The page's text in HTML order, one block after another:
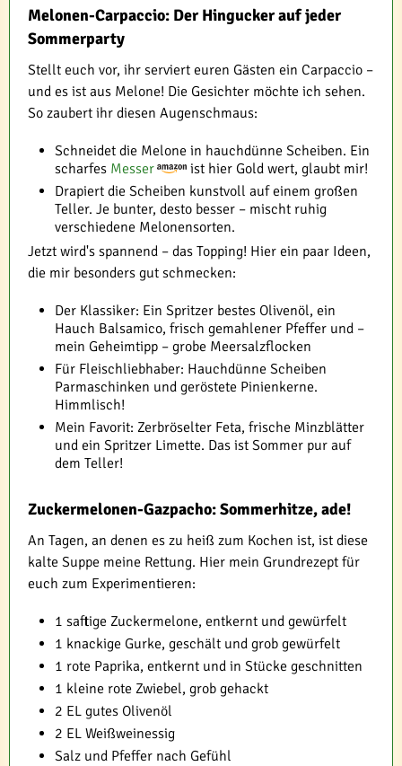
Melonen-Carpaccio: Der Hingucker auf jeder
Sommerparty
Stellt euch vor, ihr serviert euren Gästen ein Carpaccio –
und es ist aus Melone! Die Gesichter möchte ich sehen.
So zaubert ihr diesen Augenschmaus:
Schneidet die Melone in hauchdünne Scheiben. Ein
scharfes Messer
ist hier Gold wert, glaubt mir!
Drapiert die Scheiben kunstvoll auf einem großen
Teller. Je bunter, desto besser – mischt ruhig
verschiedene Melonensorten.
Jetzt wird's spannend – das Topping! Hier ein paar Ideen,
die mir besonders gut schmecken:
Der Klassiker: Ein Spritzer bestes Olivenöl, ein
Hauch Balsamico, frisch gemahlener Pfeffer und –
mein Geheimtipp – grobe Meersalzflocken
Für Fleischliebhaber: Hauchdünne Scheiben
Parmaschinken und geröstete Pinienkerne.
Himmlisch!
Mein Favorit: Zerbröselter Feta, frische Minzblätter
und ein Spritzer Limette. Das ist Sommer pur auf
dem Teller!
Zuckermelonen-Gazpacho: Sommerhitze, ade!
An Tagen, an denen es zu heiß zum Kochen ist, ist diese
kalte Suppe meine Rettung. Hier mein Grundrezept für
euch zum Experimentieren:
1 saftige Zuckermelone, entkernt und gewürfelt
1 knackige Gurke, geschält und grob gewürfelt
1 rote Paprika, entkernt und in Stücke geschnitten
1 kleine rote Zwiebel, grob gehackt
2 EL gutes Olivenöl
2 EL Weißweinessig
Salz und Pfeffer nach Gefühl